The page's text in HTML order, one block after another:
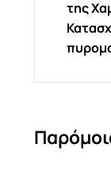
της